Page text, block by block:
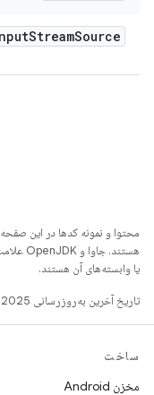
StreamSource
محتوا و نمونه کدها در این
یا وابسته‌های آن هستند.
تاریخ آخرین به‌روزرسانی 2025-07-29 به‌وقت ساعت هماهنگ جهانی.
ساخت
مخزن Android